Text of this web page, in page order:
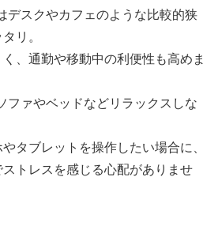
デスクやカフェのような比較的狭
リ。
、通勤や移動中の利便性も高めま
ファやベッドなどリラックスしな
タブレットを操作したい場合に、
トレスを感じる心配がありませ